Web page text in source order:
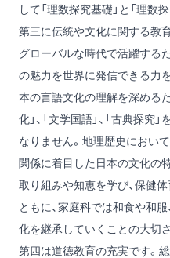
して「理数探究基礎」と「理数
第三に伝統や文化に関する教
グローバルな時代で活躍する
の魅力を世界に発信できる力
本の言語文化の理解を深める
化」、「文学国語」、「古典探
なりません。地理歴史におい
関係に着目した日本の文化の
取り組みや知恵を学び、保健
ともに、家庭科では和食や和
化を継承していくことの大切
第四は道徳教育の充実です。